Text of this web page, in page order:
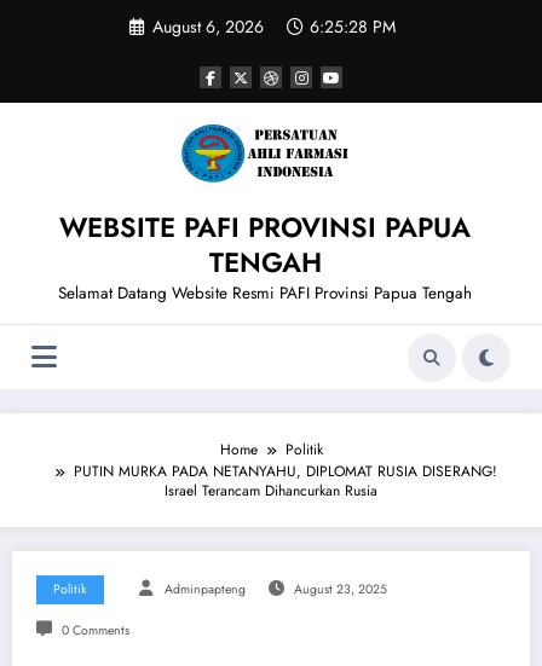
August 6, 2026 6:25:28 PM
WEBSITE PAFI PROVINSI PAPUA
TENGAH
Selamat Datang Website Resmi PAFI Provinsi Papua Tengah
Home
Politik
PUTIN MURKA PADA NETANYAHU, DIPLOMAT RUSIA DISERANG!
Israel Terancam Dihancurkan Rusia
Politik Adminpapteng August 23, 2025
0 Comments